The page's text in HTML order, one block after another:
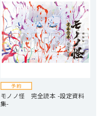
モノノ怪 完全読本 -設定資料
集-